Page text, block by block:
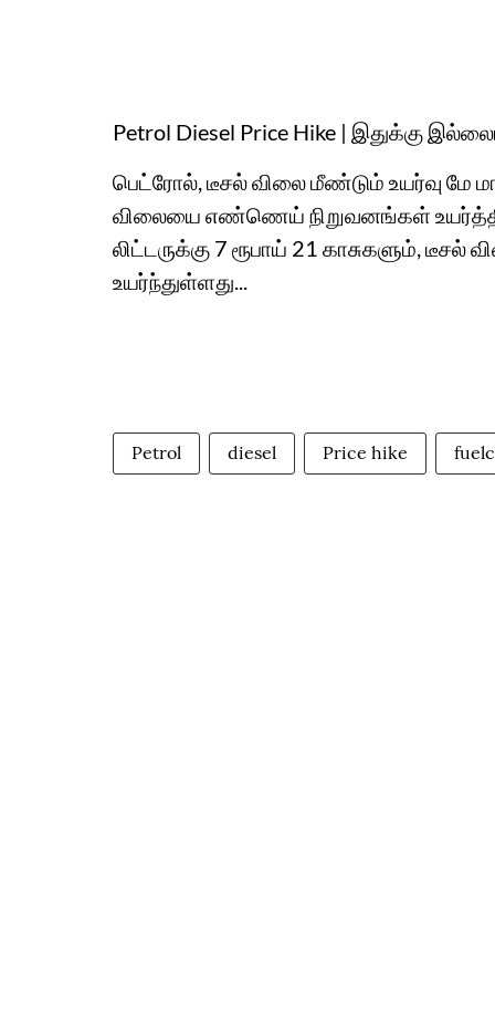
Petrol Diesel Price Hike | இதுக்கு
பெட்ரோல், டீசல் விலை மீண்டும் உயர்வு மே
விலையை எண்ணெய் நிறுவனங்கள்
லிட்டருக்கு 7 ரூபாய் 21 காசுகளும், டீசல்
உயர்ந்துள்ளது...
Petrol diesel Price hike